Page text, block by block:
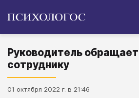
Руководитель
сотруднику
01 октября 2022 г. в 21:46